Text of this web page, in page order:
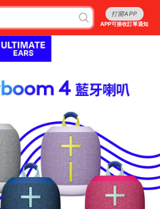
打開APP
APP可接收訂單通知